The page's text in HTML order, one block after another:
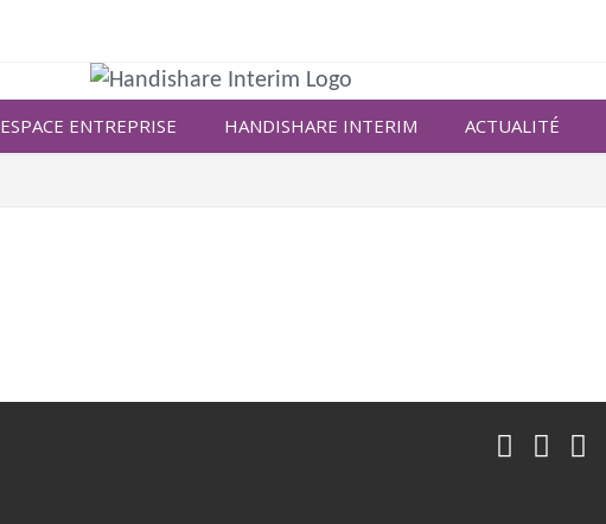
ESPACE ENTREPRISE HANDISHARE INTERIM ACTUALITÉ